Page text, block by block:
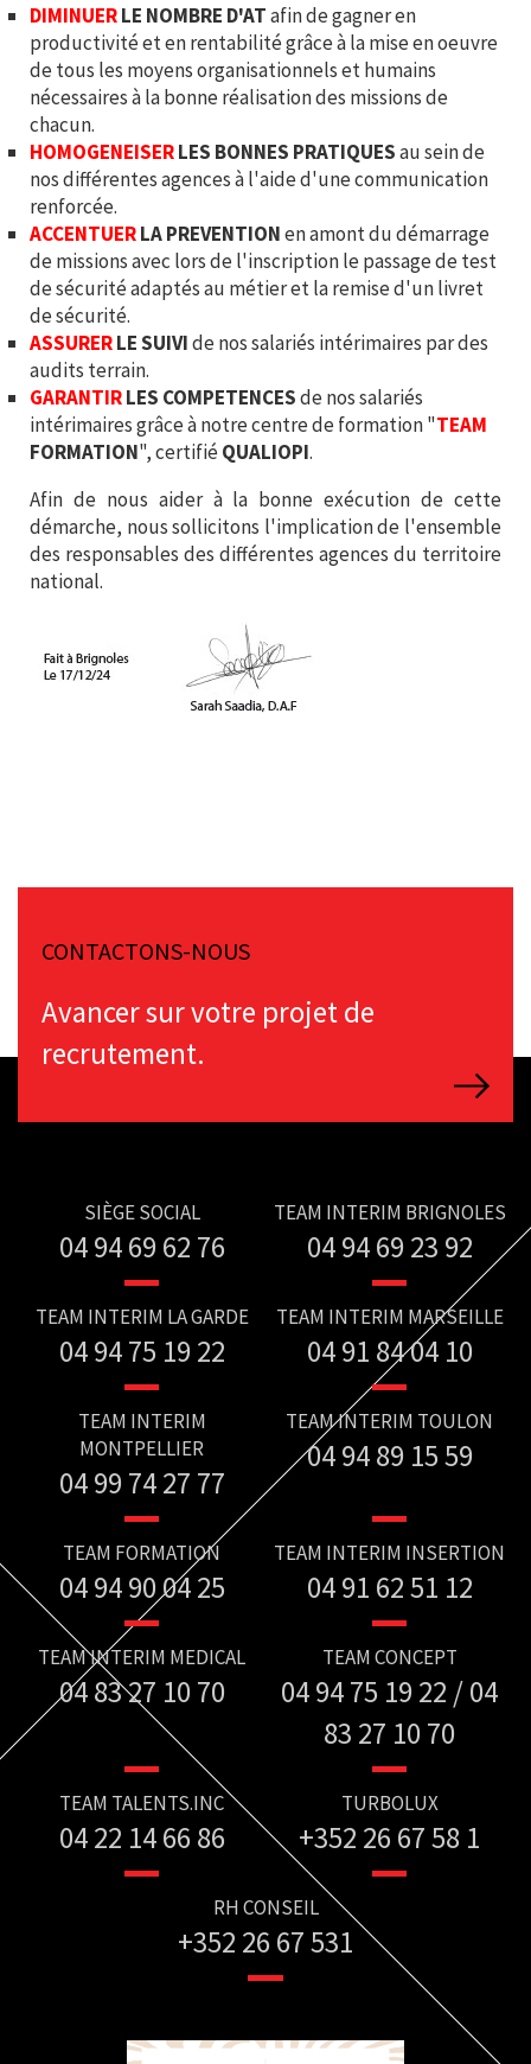
DIMINUERLE NOMBRE D'ATafin de gagner en
productivité et en rentabilité grâce à la mise en oeuvre
de tous les moyens organisationnels et humains
nécessaires à la bonne réalisation des missions de
chacun.
HOMOGENEISERLES BONNES PRATIQUESau sein de
nos différentes agences à l'aide d'une communication
renforcée.
ACCENTUERLA PREVENTIONen amont du démarrage
de missions avec lors de l'inscription le passage de test
de sécurité adaptés au métier et la remise d'un livret
de sécurité.
ASSURERLE SUIVIde nos salariés intérimaires par des
audits terrain.
GARANTIRLES COMPETENCESde nos salariés
intérimaires grâce à notre centre de formation "TEAM
FORMATION", certifiéQUALIOPI.
Afin de nous aider à la bonne exécution de cette
démarche, nous sollicitons l'implication de l'ensemble
des responsables des différentes agences du territoire
national.
CONTACTONS-NOUS
Avancer sur votre projet de
recrutement.
SIÈGE SOCIAL
04 94 69 62 76
TEAM INTERIM BRIGNOLES
04 94 69 23 92
TEAM INTERIM LA GARDE
04 94 75 19 22
TEAM INTERIM MARSEILLE
04 91 84 04 10
TEAM INTERIM
MONTPELLIER
04 99 74 27 77
TEAM INTERIM TOULON
04 94 89 15 59
TEAM FORMATION
04 94 90 04 25
TEAM INTERIM INSERTION
04 91 62 51 12
TEAM INTERIM MEDICAL
04 83 27 10 70
TEAM CONCEPT
04 94 75 19 22 / 04
83 27 10 70
TEAM TALENTS.INC
04 22 14 66 86
TURBOLUX
+352 26 67 58 1
RH CONSEIL
+352 26 67 531